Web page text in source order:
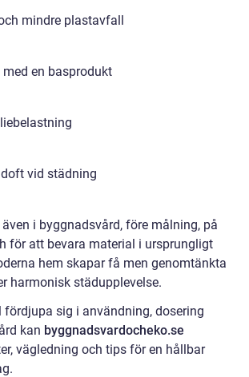
mindre plastavfall
med en basprodukt
vid städning
i byggnadsvård, före målning, på
för att bevara material i ursprungligt
hem skapar få men genomtänkta
harmonisk städupplevelse.
fördjupa sig i användning, dosering
kan byggnadsvardocheko.se
vägledning och tips för en hållbar